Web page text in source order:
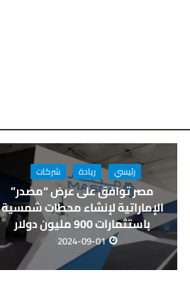
رئيسي ريادة شركات
مصر توافق على عرض “مصدر”
الإماراتية لإنشاء محطات شمسية
باستثمارات 900 مليون دولار
2024-09-01